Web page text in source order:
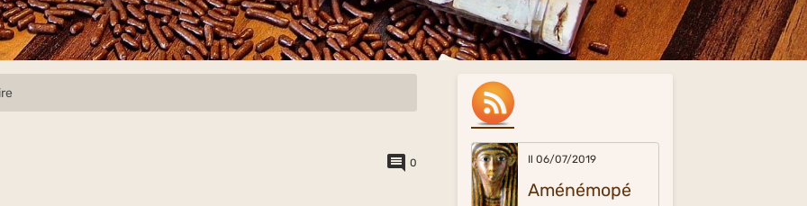
0 Il 06/07/2019
Aménémopé